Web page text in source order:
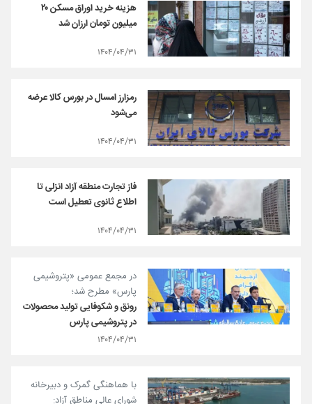
هزینه خرید اوراق مسکن ۲۰
میلیون تومان ارزان شد
۱۴۰۴/۰۴/۳۱
رمزارز امسال در بورس کالا عرضه
می‌شود
۱۴۰۴/۰۴/۳۱
فاز تجارت منطقه آزاد انزلی تا
اطلاع ثانوی تعطیل است
۱۴۰۴/۰۴/۳۱
در مجمع عمومی «پتروشیمی
پارس» مطرح شد؛
رونق و شکوفایی تولید محصولات
در پتروشیمی پارس
۱۴۰۴/۰۴/۳۱
با هماهنگی گمرک و دبیرخانه
شورای عالی مناطق آزاد: